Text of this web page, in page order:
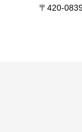
〒420-